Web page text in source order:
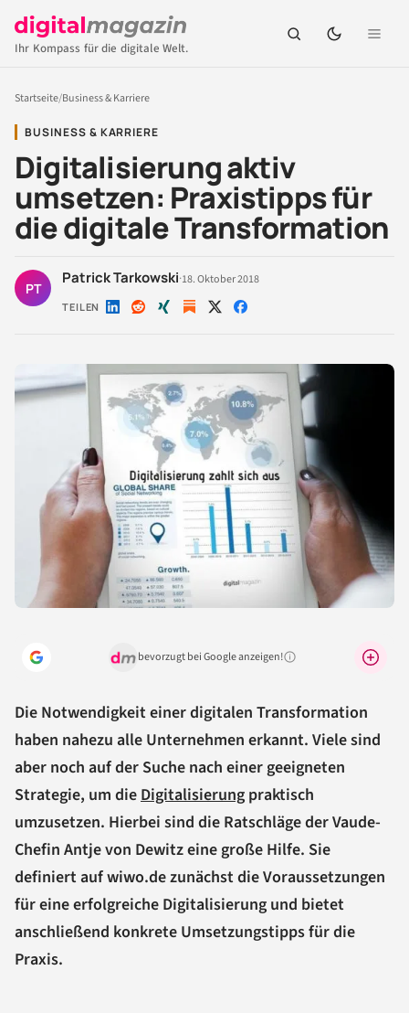
Ihr Kompass für die digitale Welt.
Startseite/Business & Karriere
BUSINESS & KARRIERE
Digitalisierung aktiv
umsetzen: Praxistipps für
die digitale Transformation
PT
Patrick Tarkowski·18. Oktober 2018
TEILEN Auf Auf Auf Auf Auf
bevorzugt bei Google anzeigen!Warum lohnt sich das?
Die Notwendigkeit einer digitalen Transformation
haben nahezu alle Unternehmen erkannt. Viele sind
aber noch auf der Suche nach einer geeigneten
Strategie, um die Digitalisierung praktisch
umzusetzen. Hierbei sind die Ratschläge der Vaude-
Chefin Antje von Dewitz eine große Hilfe. Sie
definiert auf wiwo.de zunächst die Voraussetzungen
für eine erfolgreiche Digitalisierung und bietet
anschließend konkrete Umsetzungstipps für die
Praxis.